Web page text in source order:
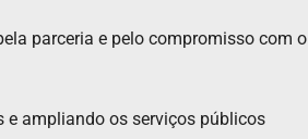
parceria e pelo compromisso com o
e ampliando os serviços públicos